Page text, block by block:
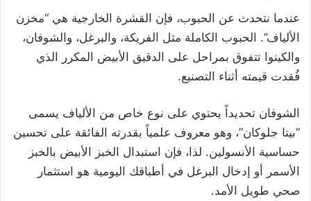
عندما نتحدث عن الحبوب، فإن القشرة الخارجية هي “مخزن
الألياف”. الحبوب الكاملة مثل الفريكة، والبرغل، والشوفان،
والكينوا تتفوق بمراحل على الدقيق الأبيض المكرر الذي
فُقدت قيمته أثناء التصنيع.
الشوفان تحديداً يحتوي على نوع خاص من الألياف يسمى
“بيتا جلوكان”، وهو معروف علمياً بقدرته الفائقة على تحسين
حساسية الأنسولين. لذا، فإن استبدال الخبز الأبيض بالخبز
الأسمر أو إدخال البرغل في أطباقك اليومية هو استثمار
صحي طويل الأمد.